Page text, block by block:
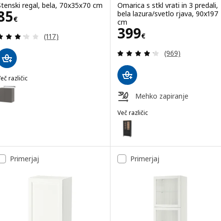
regal, bela, 70x35x70 cm
€ 85€
Pregled: 3.2 iz 5 zvezde. Skupno število
(117)
različic
EKET, Stenski regal, temno siva, 70x35x70 cm
EKET, Viseča omarica z 2 vrati, rjava imitacija oreha,
Omarica s stkl vrati in 3 predali,
bela lazura/svetlo rjava, 90x197
cm
399€
Cena 399€
Pregled: 4.2 iz
(969)
Mehko zapiranje
Več različic
HEMNES
Možnost: HEMNES, Omarica
Primerjaj
Primerjaj